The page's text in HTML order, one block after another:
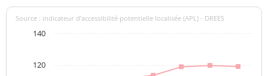
Source : indicateur d’accessibilité potentielle localisée (APL) - DREES
120
140